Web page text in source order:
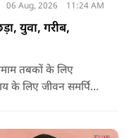
06 Aug, 2026 11:24 AM
युवा, गरीब,
तबकों के लिए
के लिए जीवन समर्पित